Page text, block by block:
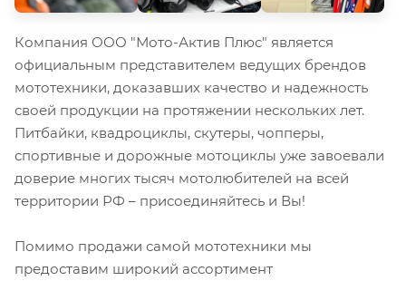
Компания ООО "Мото-Актив Плюс" является
официальным представителем ведущих брендов
мототехники, доказавших качество и надежность
своей продукции на протяжении нескольких лет.
Питбайки, квадроциклы, скутеры, чопперы,
спортивные и дорожные мотоциклы уже завоевали
доверие многих тысяч мотолюбителей на всей
территории РФ – присоединяйтесь и Вы!
Помимо продажи самой мототехники мы
предоставим широкий ассортимент